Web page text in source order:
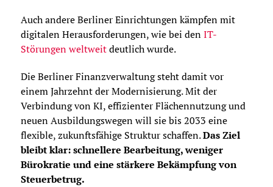
Auch andere Berliner Einrichtungen kämpfen mit
digitalen Herausforderungen, wie bei denIT-
Störungen weltweitdeutlich wurde.
Die Berliner Finanzverwaltung steht damit vor
einem Jahrzehnt der Modernisierung. Mit der
Verbindung von KI, effizienter Flächennutzung und
neuen Ausbildungswegen will sie bis 2033 eine
flexible, zukunftsfähige Struktur schaffen.Das Ziel
bleibt klar: schnellere Bearbeitung, weniger
Bürokratie und eine stärkere Bekämpfung von
Steuerbetrug.